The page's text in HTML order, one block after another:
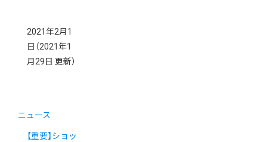
2021年2月1
日 （2021年1
月29日 更新）
ニュース
【重要】ショッ